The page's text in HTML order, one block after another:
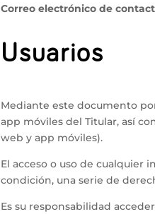
Correo electrónico de
Usuarios
Mediante este documento
app móviles del Titular, así
web y app móviles).
El acceso o uso de cualquier
condición, una serie de
Es su responsabilidad